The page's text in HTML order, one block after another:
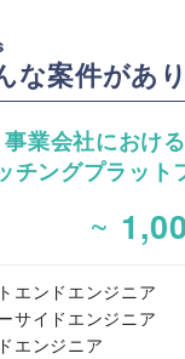
な案件があ
事業会社におけ
チングプラット
~
エンドエンジニア
サイドエンジニア
エンジニア